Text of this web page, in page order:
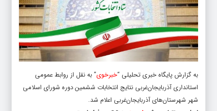
به گزارش پایگاه خبری تحلیلی “خبرخوی” به نقل از روابط عمومی
استانداری آذربایجان‌غربی نتایج انتخابات ششمین دوره شورای اسلامی
شهر شهرستان‌های آذربایجان‌غربی اعلام شد.